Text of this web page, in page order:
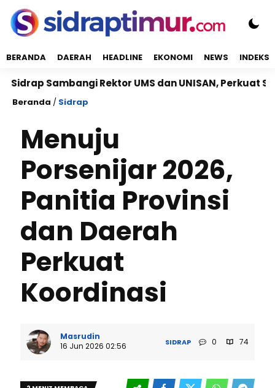
BERANDA DAERAH HEADLINE EKONOMI NEWS INDEKS
Sambangi Rektor UMS dan UNISAN, Perkuat Sinergi
Beranda / Sidrap
Menuju
Porsenijar 2026,
Panitia Provinsi
dan Daerah
Perkuat
Koordinasi
Masrudin
16 Jun 2026 02:56
SIDRAP 0 74